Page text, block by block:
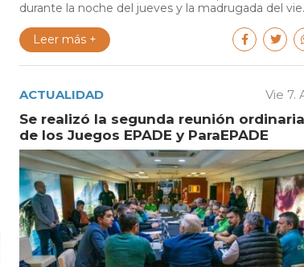
durante la noche del jueves y la madrugada del
Leer más +
ACTUALIDAD Vie 7.
Se realizó la segunda reunión ordinaria
de los Juegos EPADE y ParaEPADE